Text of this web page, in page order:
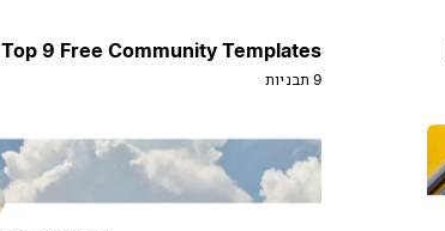
Top 9 Free Community Templates
9 תבניות